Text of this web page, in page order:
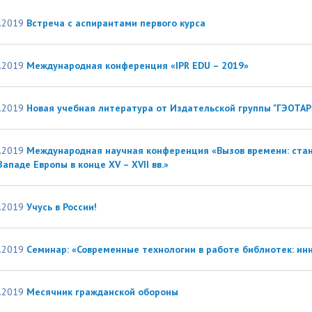
иностранных граждан
России и основам
Российской
Внутренняя система оценки
квота Подготовительные курсы
в общежитие
Встреча с аспирантами первого курса
Международная конференция «IPR EDU – 2019»
Новая учебная литература от Издательской группы
Международная научная конференция «Вызов времени:
Европы в конце XV – XVII вв.»
Учусь в России!
Cеминар: «Современные технологии в работе библиотек:
Месячник гражданской обороны